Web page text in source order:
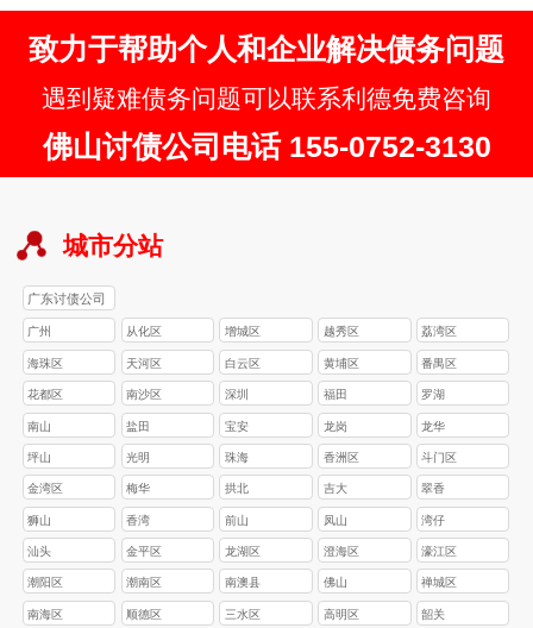
致力于帮助个人和企业解决债务问题
遇到疑难债务问题可以联系利德免费咨询
佛山讨债公司电话 155-0752-3130
城市分站
广东讨债公司
广州 从化区 增城区 越秀区 荔湾区
海珠区 天河区 白云区 黄埔区 番禺区
花都区 南沙区 深圳 福田 罗湖
南山 盐田 宝安 龙岗 龙华
坪山 光明 珠海 香洲区 斗门区
金湾区 梅华 拱北 吉大 翠香
狮山 香湾 前山 凤山 湾仔
汕头 金平区 龙湖区 澄海区 濠江区
‌潮阳区 ‌潮南区 南澳县 佛山 禅城区
南海区 顺德区 三水区 高明区 韶关